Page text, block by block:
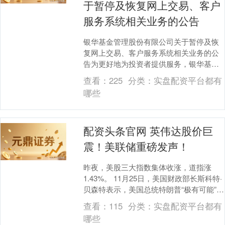
于暂停及恢复网上交易、客户
服务系统相关业务的公告
银华基金管理股份有限公司关于暂停及恢
复网上交易、客户服务系统相关业务的公
告为更好地为投资者提供服务，银华基金
管理股份有限公司（以下简称“本公司”）将
进行系统升级....
查看：225 分类： 实盘配资平台都有
哪些
配资头条官网 英伟达股价巨
震！美联储重磅发声！
昨夜，美股三大指数集体收涨，道指涨
1.43%。 11月25日，美国财政部长斯科特·
贝森特表示，美国总统特朗普“极有可能”在
今年年底的传统节日前，提名美联储主席
鲍....
查看： 115 分类： 实盘配资平台都有
哪些